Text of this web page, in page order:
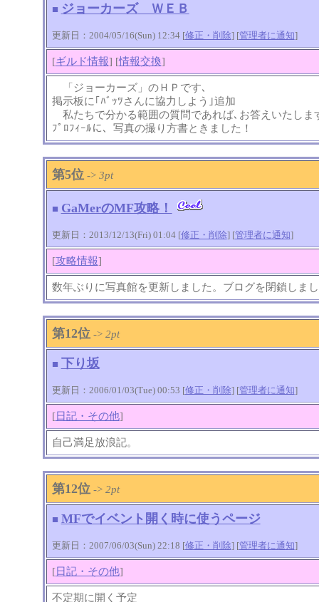
■ ジョーカーズ ＷＥＢ
更新日：2004/05/16(Sun) 12:34 [修正・削除] [管理者に通知]
[ギルド情報] [情報交換]
「ジョーカーズ」のＨＰです､
掲示板に｢ﾊﾞｯﾂさんに協力しよう｣追加
私たちで分かる範囲の質問であれば､お答えいたしま
ﾌﾟﾛﾌｨｰﾙに、写真の撮り方書ときました！
第5位 -> 3pt
■ GaMerのMF攻略！
更新日：2013/12/13(Fri) 01:04 [修正・削除] [管理者に通知]
[攻略情報]
数年ぶりに写真館を更新しました。ブログを閉鎖しま
第12位 -> 2pt
■ 下り坂
更新日：2006/01/03(Tue) 00:53 [修正・削除] [管理者に通知]
[日記・その他]
自己満足放浪記。
第12位 -> 2pt
■ MFでイベント開く時に使うページ
更新日：2007/06/03(Sun) 22:18 [修正・削除] [管理者に通知]
[日記・その他]
不定期に開く予定